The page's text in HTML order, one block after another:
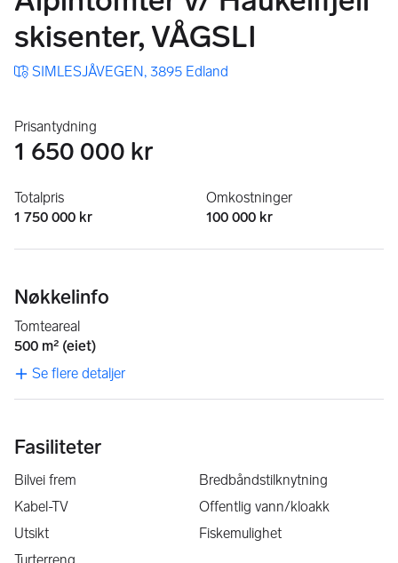
skisenter, VÅGSLI
SIMLESJÅVEGEN, 3895 Edland
Prisantydning
1 650 000 kr
Totalpris
1 750 000 kr
Omkostninger
100 000 kr
Nøkkelinfo
Tomteareal
500 m² (eiet)
Se flere detaljer
Fasiliteter
Bilvei frem
Bredbåndstilknytning
Kabel-TV
Offentlig vann/kloakk
Utsikt
Fiskemulighet